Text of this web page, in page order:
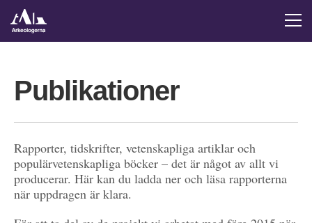
Publikationer
Rapporter, tidskrifter, vetenskapliga artiklar och
populärvetenskapliga böcker – det är något av allt vi
producerar. Här kan du ladda ner och läsa rapporterna
när uppdragen är klara.